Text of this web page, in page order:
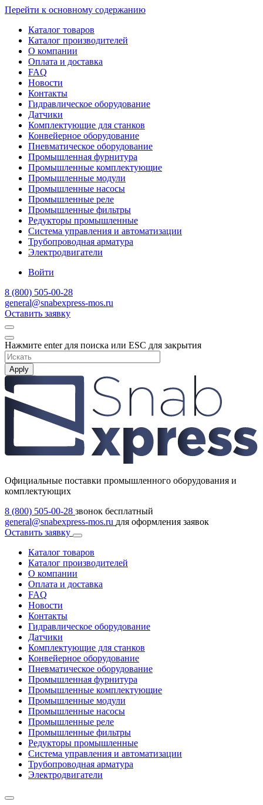
Перейти к основному содержанию
Каталог товаров
Каталог производителей
О компании
Оплата и доставка
FAQ
Новости
Контакты
Гидравлическое оборудование
Датчики
Комплектующие для станков
Конвейерное оборудование
Пневматическое оборудование
Промышленная фурнитура
Промышленные комплектующие
Промышленные модули
Промышленные насосы
Промышленные реле
Промышленные фильтры
Редукторы промышленные
Система управления и автоматизации
Трубопроводная арматура
Электродвигатели
Войти
8 (800) 505-00-28
general@snabexpress-mos.ru
Оставить заявку
Нажмите enter для поиска или ESC для закрытия
Apply
Официальные поставки промышленного оборудования и
комплектующих
8 (800) 505-00-28 звонок бесплатный
general@snabexpress-mos.ru для оформления заявок
Оставить заявку
Каталог товаров
Каталог производителей
О компании
Оплата и доставка
FAQ
Новости
Контакты
Гидравлическое оборудование
Датчики
Комплектующие для станков
Конвейерное оборудование
Пневматическое оборудование
Промышленная фурнитура
Промышленные комплектующие
Промышленные модули
Промышленные насосы
Промышленные реле
Промышленные фильтры
Редукторы промышленные
Система управления и автоматизации
Трубопроводная арматура
Электродвигатели